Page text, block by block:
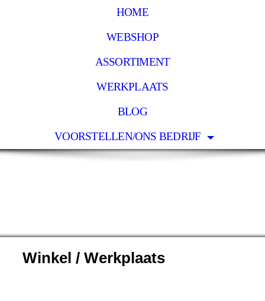
HOME
WEBSHOP
ASSORTIMENT
WERKPLAATS
BLOG
VOORSTELLEN/ONS BEDRIJF
Winkel / Werkplaats